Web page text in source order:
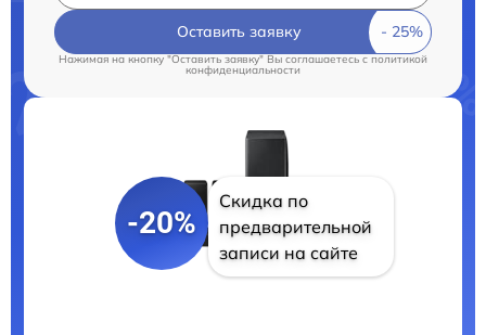
Оставить заявку
Нажимая на кнопку "Оставить заявку" Вы соглашаетесь c политикой
конфиденциальности
-20%
Скидка по
предварительной
записи на сайте